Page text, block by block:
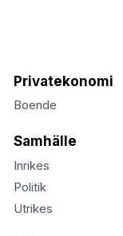
Privatekonomi
Boende
Samhälle
Inrikes
Politik
Utrikes